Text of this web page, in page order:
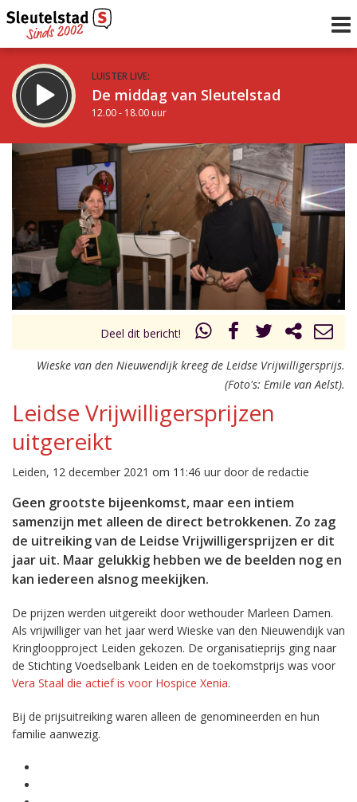
LUISTER LIVE:
De middag van Sleutelstad
12.00 - 18.00 uur
STRAKS:
De avond van Sleutelstad
18.00 - 19.00 uur
Vorig uur
uur 1 van 0 Volgend uur
Inklappen
Deel dit bericht!
Wieske van den Nieuwendijk kreeg de Leidse Vrijwilligersprijs.
(Foto's: Emile van Aelst).
Leidse Vrijwilligersprijzen
uitgereikt
Leiden, 12 december 2021 om 11:46 uur door de redactie
Geen grootste bijeenkomst, maar een intiem
samenzijn met alleen de direct betrokkenen. Zo zag
de uitreiking van de Leidse Vrijwilligersprijzen er dit
jaar uit. Maar gelukkig hebben we de beelden nog en
kan iedereen alsnog meekijken.
De prijzen werden uitgereikt door wethouder Marleen Damen.
Als vrijwilliger van het jaar werd Wieske van den Nieuwendijk van
Kringloopproject Leiden gekozen. De organisatieprijs ging naar
de Stichting Voedselbank Leiden en de toekomstprijs was voor
Vera Staal die actief is voor Hospice Xenia.
Bij de prijsuitreiking waren alleen de genomineerden en hun
familie aanwezig.